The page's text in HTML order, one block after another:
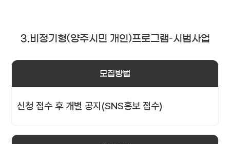
3.비정기형(양주시민 개인)프로그램–시범사업
모집방법
신청 접수 후 개별 공지(SNS홍보 접수)